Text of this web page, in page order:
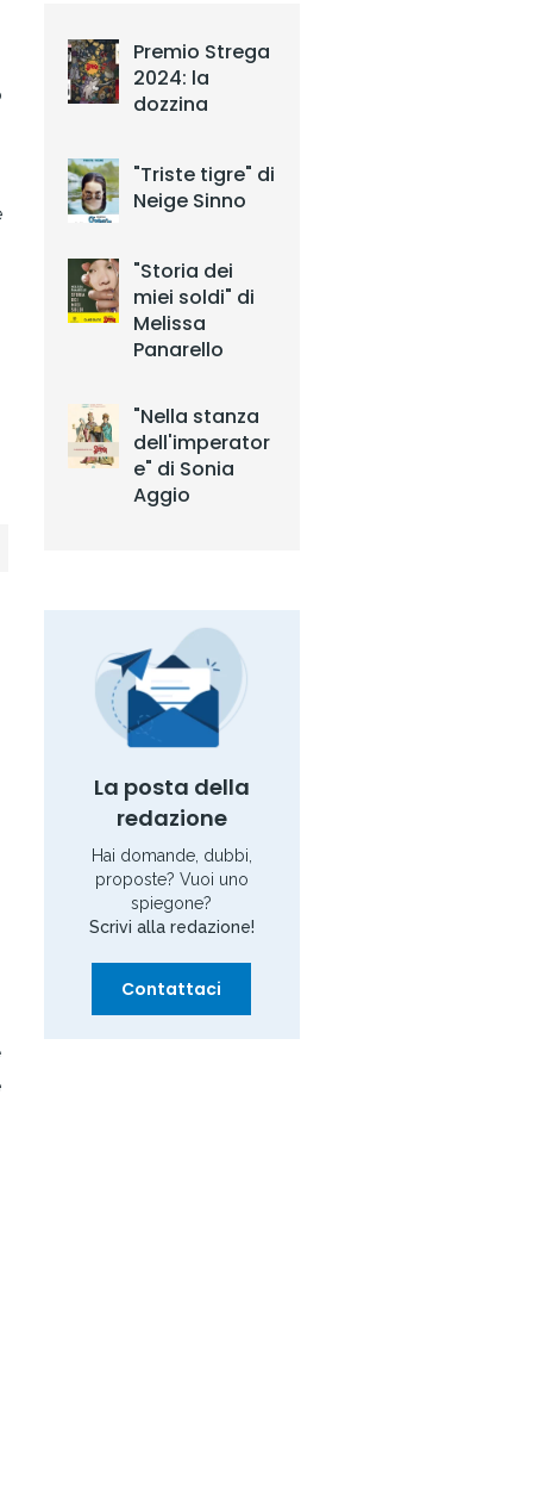
Premio Strega
2024: la
dozzina
"Triste tigre" di
Neige Sinno
"Storia dei
miei soldi" di
Melissa
Panarello
"Nella stanza
dell'imperator
e" di Sonia
Aggio
La posta della
redazione
Hai domande, dubbi,
proposte? Vuoi uno
spiegone?
Scrivi alla redazione!
Contattaci